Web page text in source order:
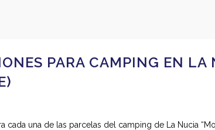
PARA CAMPING EN
una de las parcelas del camping de La Nucia